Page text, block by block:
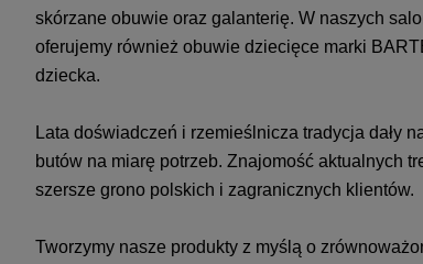
skórzane obuwie oraz galanterię. W naszych
oferujemy również obuwie dziecięce marki
dziecka.
Lata doświadczeń i rzemieślnicza tradycja dały
butów na miarę potrzeb. Znajomość aktualnych
szersze grono polskich i zagranicznych klientów.
Tworzymy nasze produkty z myślą o